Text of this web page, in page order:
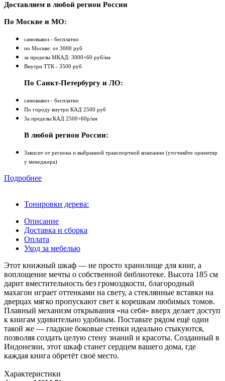
Доставляем в любой регион России
По Москве и МО:
самовывоз - бесплатно
по Москве: от 3000 руб
за пределы МКАД: 3000+60 руб/км
Внутри ТТК - 3500 руб
По Санкт-Петербургу и ЛО:
самовывоз - бесплатно
По городу внутри КАД 2500 руб
За пределы КАД 2500+60р/км
В любой регион России:
Зависит от региона и выбранной транспортной компании (уточняйте ориентир
у менеджера)
Подробнее
Тонировки дерева:
Описание
Доставка и сборка
Оплата
Уход за мебелью
Этот книжный шкаф — не просто хранилище для книг, а
воплощение мечты о собственной библиотеке. Высота 185 см
дарит вместительность без громоздкости, благородный
махагон играет оттенками на свету, а стеклянные вставки на
дверцах мягко пропускают свет к корешкам любимых томов.
Плавный механизм открывания «на себя» вверх делает доступ
к книгам удивительно удобным. Поставьте рядом ещё один
такой же — гладкие боковые стенки идеально стыкуются,
позволяя создать целую стену знаний и красоты. Созданный в
Индонезии, этот шкаф станет сердцем вашего дома, где
каждая книга обретёт своё место.
Характеристики